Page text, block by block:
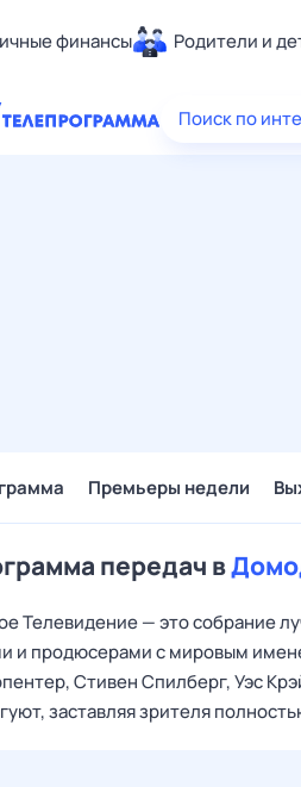
финансы Родители и
Здоровье
Поиск по
Премьеры недели
передач в
Телевидение — это собрание
и продюсерами с мировым
Стивен Спилберг, Уэс
заставляя зрителя